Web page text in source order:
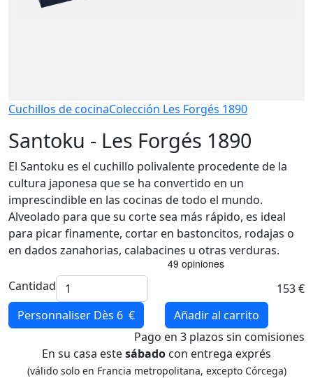
Cuchillos de cocinaColección Les Forgés 1890
Santoku - Les Forgés 1890
El Santoku es el cuchillo polivalente procedente de la
cultura japonesa que se ha convertido en un
imprescindible en las cocinas de todo el mundo.
Alveolado para que su corte sea más rápido, es ideal
para picar finamente, cortar en bastoncitos, rodajas o
en dados zanahorias, calabacines u otras verduras.
Cantidad
153 €
Personnaliser Dès 6 €
Añadir al carrito
Pago en 3 plazos sin comisiones
En su casa estesábado con entrega exprés
(válido solo en Francia metropolitana, excepto Córcega)